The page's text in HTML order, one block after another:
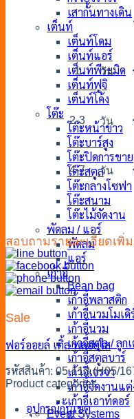
เสากั้นทางเดิน
เต็นท์
เต็นท์โดม
เต็นท์แอร์
เต็นท์พีระมิด
เต็นท์ฟูจิ
เต็นท์โค้ง
โต๊ะ
โต๊ะหน้าขาว
โต๊ะบาร์สูง
โต๊ะปิดการขาย
โต๊ะสตูล
โต๊ะกลางโซฟา
โต๊ะสนาม
โต๊ะไม้จัดงาน
พัดลม / แอร์
พัดลม
แอร์
เก้าอี้
Bean bag
เก้าอี้พลาสติก
เก้าอี้นวมโมเดิ
เก้าอี้นวม
เก้าอี้สตูล / ลูก
เก้าอี้สตูลบาร์
เก้าอี้เจรจา
เก้าอี้จัดงานแต่
เก้าอี้เอาท์ดอร์
Event Systems
1 วัน
2-3 วัน
4-7 วัน
สอบถามรายละเอียดเพิ่
Sale
ฟอร์ออยล์ เติ้ล พลอยใส
รหัสสินค้า: 05-113 (H05/
Product categories
อุปกรณ์กั้นเขต